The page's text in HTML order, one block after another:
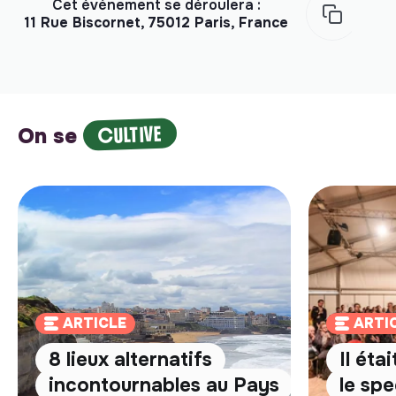
Cet événement se déroulera :
11 Rue Biscornet, 75012 Paris, France
On se CULTIVE
ARTICLE
8 lieux alternatifs
incontournables au Pays
Il
le